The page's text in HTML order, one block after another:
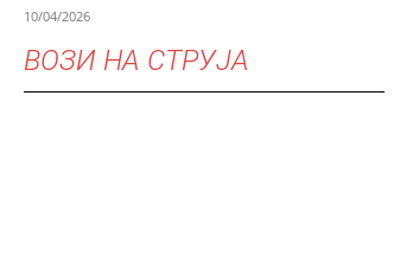
10/04/2026
ВОЗИ НА СТРУЈА